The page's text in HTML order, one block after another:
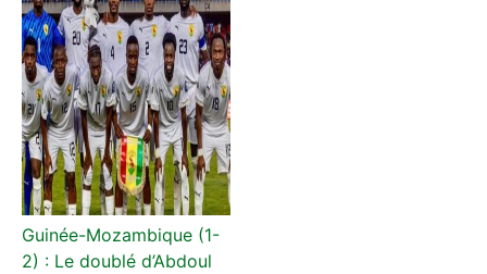
Guinée-Mozambique (1-
2) : Le doublé d’Abdoul